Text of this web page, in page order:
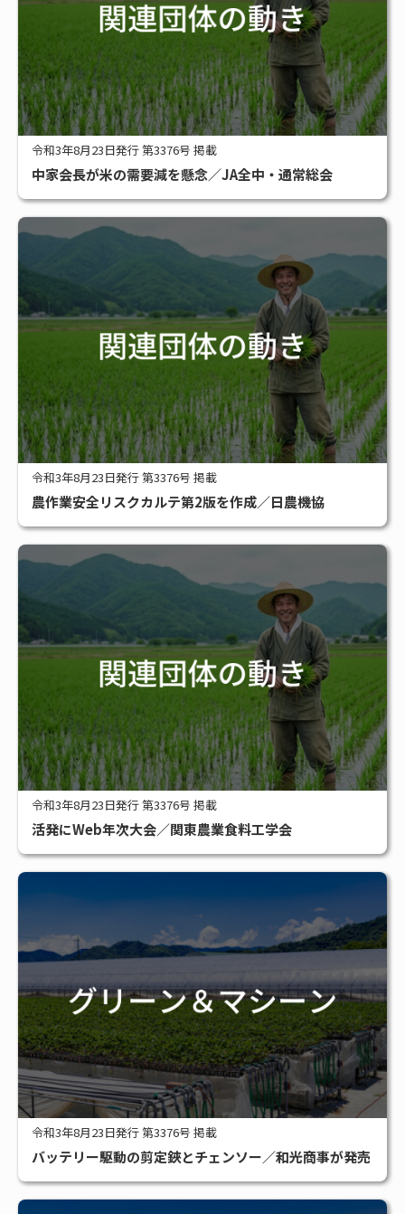
令和3年8月23日発行 第3376号 掲載
中家会長が米の需要減を懸念／JA全中・通常総会
令和3年8月23日発行 第3376号 掲載
農作業安全リスクカルテ第2版を作成／日農機協
令和3年8月23日発行 第3376号 掲載
活発にWeb年次大会／関東農業食料工学会
令和3年8月23日発行 第3376号 掲載
バッテリー駆動の剪定鋏とチェンソー／和光商事が発売